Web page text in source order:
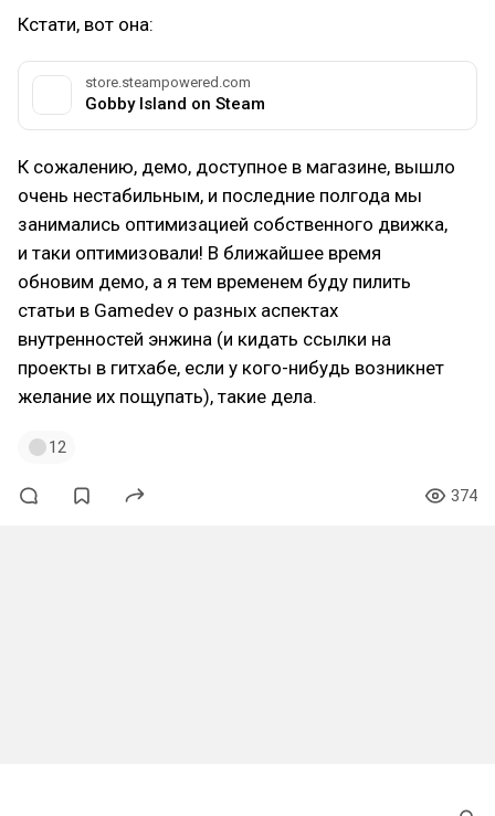
Кстати, вот она:
store.steampowered.com
Gobby Island on Steam
К сожалению, демо, доступное в магазине, вышло
очень нестабильным, и последние полгода мы
занимались оптимизацией собственного движка,
и таки оптимизовали! В ближайшее время
обновим демо, а я тем временем буду пилить
статьи в Gamedev о разных аспектах
внутренностей энжина (и кидать ссылки на
проекты в гитхабе, если у кого-нибудь возникнет
желание их пощупать), такие дела.
12
374